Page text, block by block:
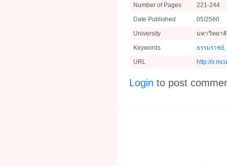
Number of Pages
221-244
Date Published
05/2560
University
มหาวิทยา
Keywords
ธรรมราชย์,
URL
http://
Login to post